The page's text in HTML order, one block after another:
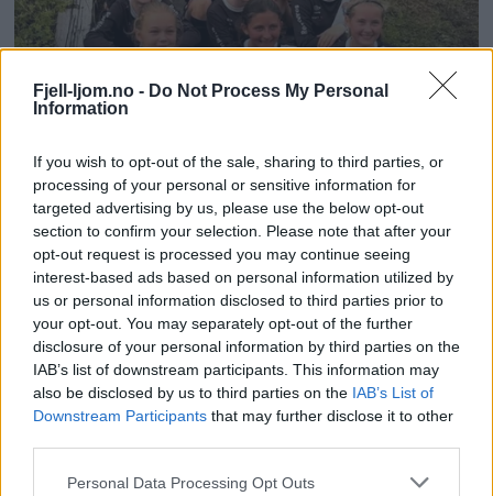
Fjell-ljom.no - Do Not Process My Personal
Information
If you wish to opt-out of the sale, sharing to third parties, or
processing of your personal or sensitive information for
targeted advertising by us, please use the below opt-out
section to confirm your selection. Please note that after your
opt-out request is processed you may continue seeing
interest-based ads based on personal information utilized by
us or personal information disclosed to third parties prior to
your opt-out. You may separately opt-out of the further
disclosure of your personal information by third parties on the
IAB’s list of downstream participants. This information may
also be disclosed by us to third parties on the IAB’s List of
Downstream Participants that may further disclose it to other
Personal Data Processing Opt Outs